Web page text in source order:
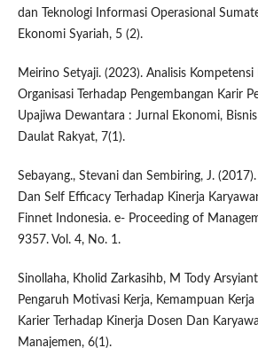
dan Teknologi Informasi Operasional
Ekonomi Syariah, 5 (2).
Meirino Setyaji. (2023). Analisis Kompetensi
Organisasi Terhadap Pengembangan Karir
Upajiwa Dewantara : Jurnal Ekonomi,
Daulat Rakyat, 7(1).
Sebayang., Stevani dan Sembiring, J.
Dan Self Efficacy Terhadap Kinerja
Finnet Indonesia. e- Proceeding of
9357. Vol. 4, No. 1.
Sinollaha, Kholid Zarkasihb, M Tody
Pengaruh Motivasi Kerja, Kemampuan
Karier Terhadap Kinerja Dosen Dan
Manajemen, 6(1).